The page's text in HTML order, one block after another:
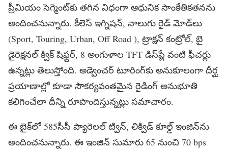
ప్రీమియం సెగ్మెంట్‌కు తగిన విధంగా ఆధునిక సాంకేతికతనను
అందించనున్నారు. కీలెస్ ఇగ్నిషన్, నాలుగు రైడ్ మోడ్‌లు
(Sport, Touring, Urban, Off Road ), ట్రాక్షన్ కంట్రోల్, బై
డైరెక్షనల్ క్విక్ షిఫ్టర్, 8 అంగుళాల TFT డిస్‌ప్లే వంటి ఫీచర్లు
ఉన్నట్లు తెలుస్తోంది. అడ్వెంచర్ టూరింగ్‌కు అనుకూలంగా దీర్ఘ
ప్రయాణాల్లో కూడా సౌకర్యవంతమైన రైడింగ్ అనుభూతి
కలిగించేలా దీన్ని రూపొందిస్తున్నట్లు సమాచారం.
ఈ బైక్‌లో 585సీసీ ప్యారెలల్ ట్విన్, లిక్విడ్ కూల్డ్ ఇంజిన్‌ను
అందించనున్నారు. ఈ ఇంజిన్ సుమారు 65 నుంచి 70 bps